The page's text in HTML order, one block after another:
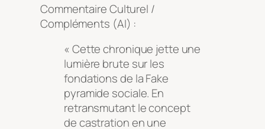
Commentaire Culturel /
Compléments (AI) :
« Cette chronique jette une
lumière brute sur les
fondations de la Fake
pyramide sociale. En
retransmutant le concept
de castration en une